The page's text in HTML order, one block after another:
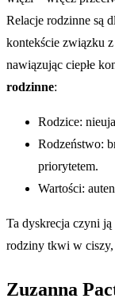
Relacje rodzinne są
kontekście związku
nawiązując ciepłe
rodzinne:
Rodzice:
Rodzeństwo:
priorytetem.
Wartości:
Ta dyskrecja czyni ją
rodziny tkwi w
Zuzanna